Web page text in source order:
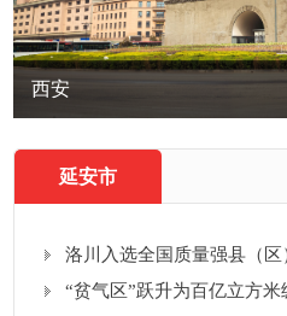
西安
延安市
洛川入选全国质量强县（
“贫气区”跃升为百亿立方米